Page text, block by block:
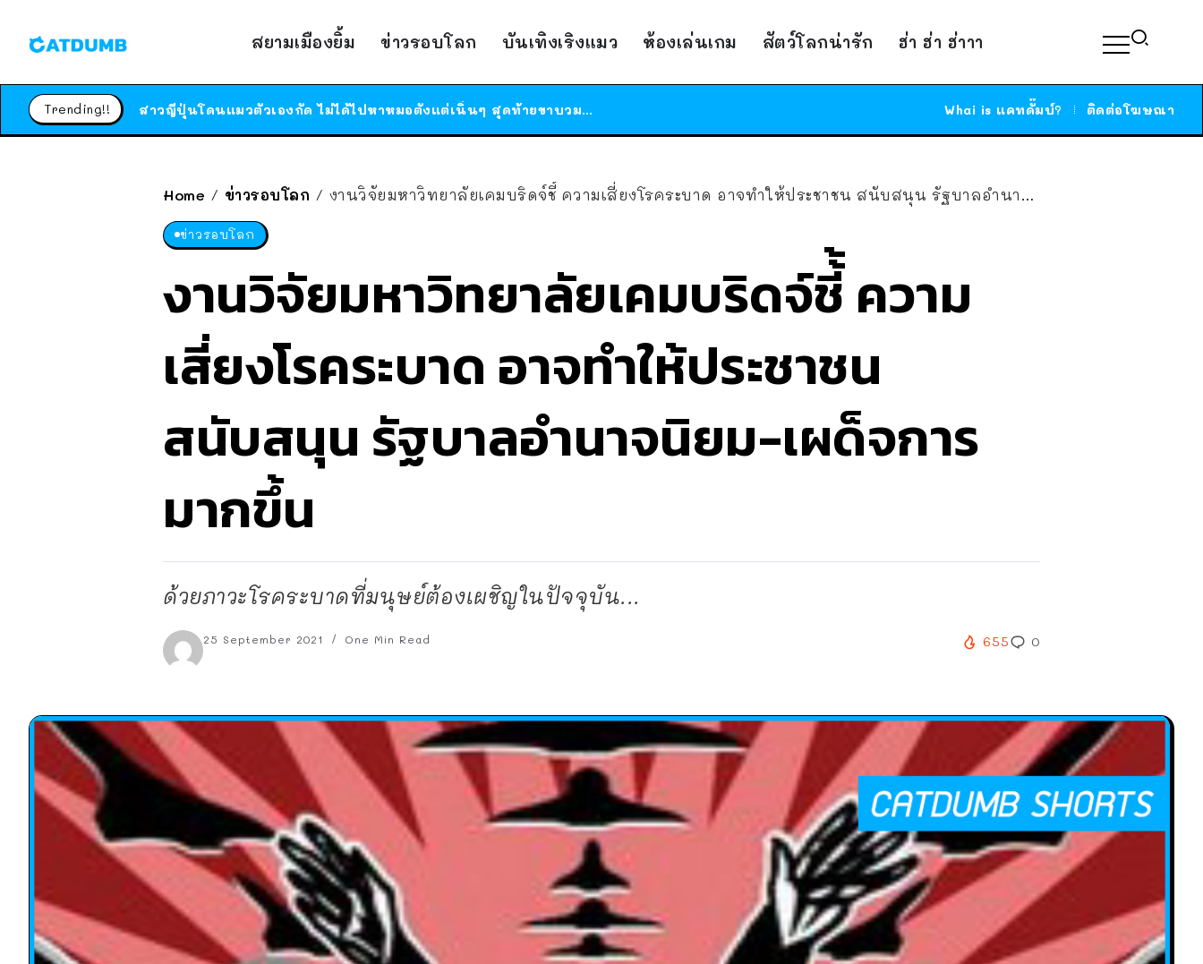
สยามเมืองยิ้ม ข่าวรอบโลก บันเทิงเริงแมว ห้องเล่นเกม สัตว์โลกน่ารัก ฮ่า ฮ่า ฮ่าาา
Trending!!
ร้านอาหารในนิวยอร์กประกาศปิดตัวลง หลังอยู่มานานกว่า 45 ปี ติดป้ายขอบคุณลูกค้าทุกคน แถมสูตรทำไวท์ซอสให้แบบจัดเต็ม
ได้เวลาเด็กหนวดรวมตัว RF Online Next เปิดให้เล่นแล้ว เกม Sci-Fi MMORPG ระดับตำนาน เล่นได้ทั้งมือถือและ PC Whai is แคทดั๊มบ์? ติดต่อโฆษณา
Home / ข่าวรอบโลก / งานวิจัยมหาวิทยาลัยเคมบริดจ์ชี้้ ความเสี่ยงโรคระบาด อาจทำให้ประชาชน สนับสนุน รัฐบาลอำนาจนิยม-เผด็จการ มากขึ้น
ข่าวรอบโลก
งานวิจัยมหาวิทยาลัยเคมบริดจ์ชี้้ ความ
เสี่ยงโรคระบาด อาจทำให้ประชาชน
สนับสนุน รัฐบาลอำนาจนิยม-เผด็จการ
มากขึ้น
ด้วยภาวะโรคระบาดที่มนุษย์ต้องเผชิญในปัจจุบัน...
25 September 2021 One Min Read 655 0